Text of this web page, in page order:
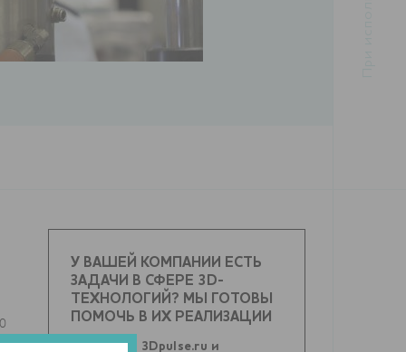
У ВАШЕЙ КОМПАНИИ ЕСТЬ
ЗАДАЧИ В СФЕРЕ 3D-
ТЕХНОЛОГИЙ? МЫ ГОТОВЫ
ПОМОЧЬ В ИХ РЕАЛИЗАЦИИ
Агентство 3Dpulse.ru и